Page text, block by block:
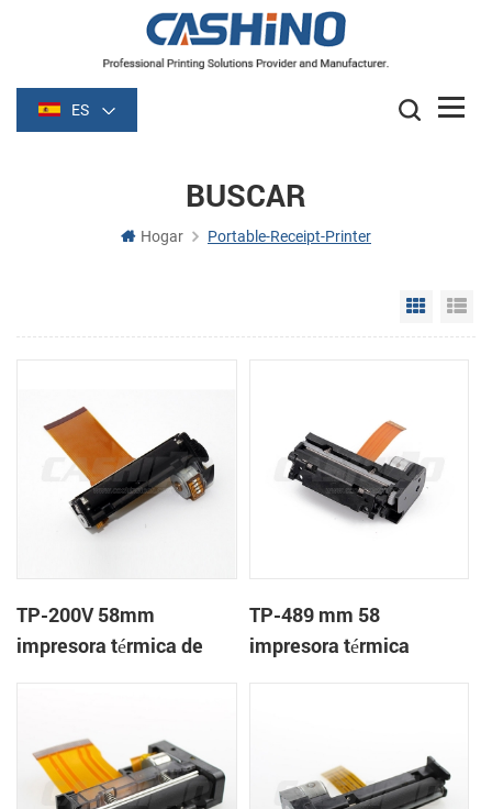
ES
BUSCAR
Hogar Portable-Receipt-Printer
Grid
TP-200V 58mm
impresora térmica de
TP-489 mm 58
impresora térmica